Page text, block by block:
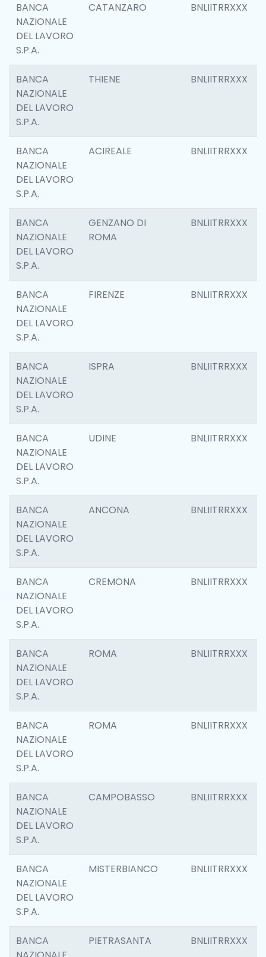
BANCA
NAZIONALE
DEL LAVORO
S.P.A.
CATANZARO BNLIITRRXXX
BANCA
NAZIONALE
DEL LAVORO
S.P.A.
THIENE BNLIITRRXXX
BANCA
NAZIONALE
DEL LAVORO
S.P.A.
ACIREALE BNLIITRRXXX
BANCA
NAZIONALE
DEL LAVORO
S.P.A.
GENZANO DI
ROMA
BNLIITRRXXX
BANCA
NAZIONALE
DEL LAVORO
S.P.A.
FIRENZE BNLIITRRXXX
BANCA
NAZIONALE
DEL LAVORO
S.P.A.
ISPRA BNLIITRRXXX
BANCA
NAZIONALE
DEL LAVORO
S.P.A.
UDINE BNLIITRRXXX
BANCA
NAZIONALE
DEL LAVORO
S.P.A.
ANCONA BNLIITRRXXX
BANCA
NAZIONALE
DEL LAVORO
S.P.A.
CREMONA BNLIITRRXXX
BANCA
NAZIONALE
DEL LAVORO
S.P.A.
ROMA BNLIITRRXXX
BANCA
NAZIONALE
DEL LAVORO
S.P.A.
ROMA BNLIITRRXXX
BANCA
NAZIONALE
DEL LAVORO
S.P.A.
CAMPOBASSO BNLIITRRXXX
BANCA
NAZIONALE
DEL LAVORO
S.P.A.
MISTERBIANCO BNLIITRRXXX
BANCA
PIETRASANTA BNLIITRRXXX